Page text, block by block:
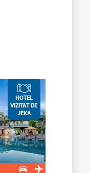
HOTEL
VIZITAT DE
JEKA